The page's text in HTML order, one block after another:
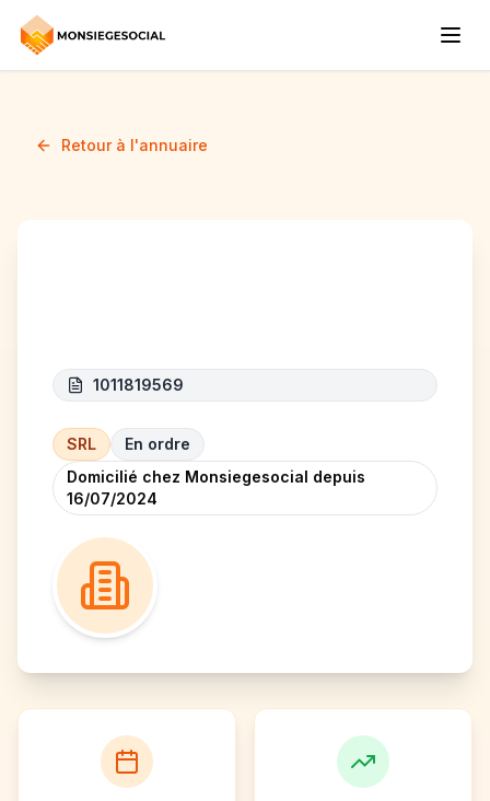
Retour à l'annuaire
1011819569
SRL
En ordre
Domicilié chez Monsiegesocial depuis
16/07/2024